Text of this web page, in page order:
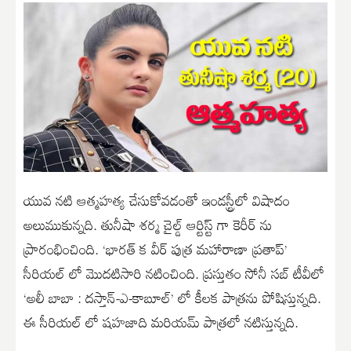
యువ నటి ఆత్మహత్య చేసుకోవడంతో ఇండస్ట్రీలో విషాదం
అలుముకున్నది. తునీషా శర్మ చైల్డ్ ఆర్టిస్ట్ గా కెరీర్ ను
ప్రారంభించింది. ‘భారత్ క వీర్ పుత్ర మహారాణా ప్రతాప్’
సీరియల్ లో మొదటిసారి నటించింది. ప్రస్తుతం సోనీ సబ్ టీవీలో
‘అలీ బాబా : దస్తాన్-ఎ-కాబూల్’ లో కీలక పాత్రను పోషిస్తున్నది.
ఈ సీరియల్ లో షహజాది మరియమ్ పాత్రలో నటిస్తున్నది.